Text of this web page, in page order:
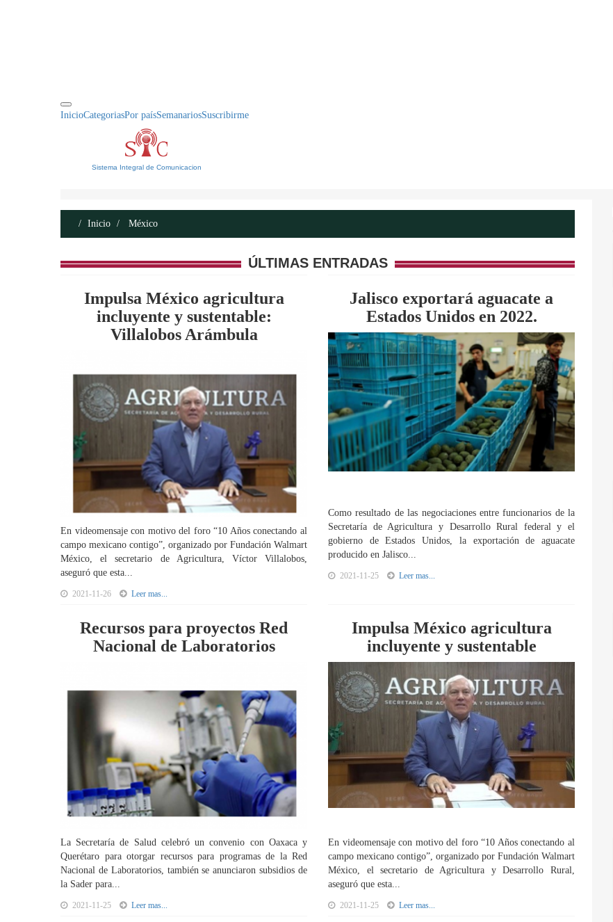
InicioCategoriasPor paísSemanariosSuscribirme
Sistema Integral de Comunicacion
Inicio México
ÚLTIMAS ENTRADAS
Impulsa México agricultura
incluyente y sustentable:
Villalobos Arámbula
En videomensaje con motivo del foro “10 Años conectando al
campo mexicano contigo”, organizado por Fundación Walmart
México, el secretario de Agricultura, Víctor Villalobos,
aseguró que esta...
2021-11-26 Leer mas...
Jalisco exportará aguacate a
Estados Unidos en 2022.
Como resultado de las negociaciones entre funcionarios de la
Secretaría de Agricultura y Desarrollo Rural federal y el
gobierno de Estados Unidos, la exportación de aguacate
producido en Jalisco...
2021-11-25 Leer mas...
Recursos para proyectos Red
Nacional de Laboratorios
La Secretaría de Salud celebró un convenio con Oaxaca y
Querétaro para otorgar recursos para programas de la Red
Nacional de Laboratorios, también se anunciaron subsidios de
la Sader para...
2021-11-25 Leer mas...
Impulsa México agricultura
incluyente y sustentable
En videomensaje con motivo del foro “10 Años conectando al
campo mexicano contigo”, organizado por Fundación Walmart
México, el secretario de Agricultura y Desarrollo Rural,
aseguró que esta...
2021-11-25 Leer mas...